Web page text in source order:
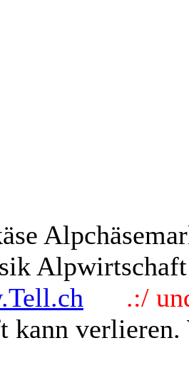
.:/
kann